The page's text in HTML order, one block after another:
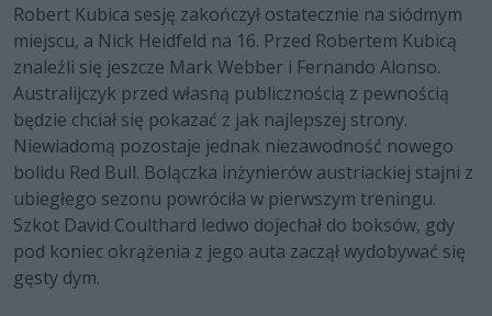
Robert Kubica sesję zakończył ostatecznie na siódmym
miejscu, a Nick Heidfeld na 16. Przed Robertem Kubicą
znaleźli się jeszcze Mark Webber i Fernando Alonso.
Australijczyk przed własną publicznością z pewnością
będzie chciał się pokazać z jak najlepszej strony.
Niewiadomą pozostaje jednak niezawodność nowego
bolidu Red Bull. Bolączka inżynierów austriackiej stajni z
ubiegłego sezonu powróciła w pierwszym treningu.
Szkot David Coulthard ledwo dojechał do boksów, gdy
pod koniec okrążenia z jego auta zaczął wydobywać się
gęsty dym.